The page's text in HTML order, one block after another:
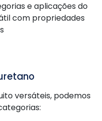
e aplicações do
com propriedades
versáteis, podemos